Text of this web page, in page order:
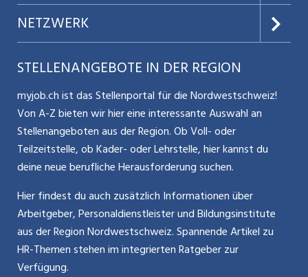
Datenschutz
Nutzungsbedingungen
Glossar
Kontakt
Impressum
Jobs verwalten
Benutzermanual
Bewerber-Cockpit
Teilzeit / Flexible Arbeitsmodelle
Mitarbeiter 50+ / Pensionierung
Karriere allgemein
Führung
Bewerbung / Neuorientierung
NETZWERK
Aargauerzeitung.ch
CH Media
ostjob.ch
zentraljob.ch
jobbasel.ch
jobbern.ch
jobmittelland.ch
STELLENANGEBOTE IN DER REGION
myjob.ch ist das Stellenportal für die Nordwestschweiz!
Von A-Z bieten wir hier eine interessante Auswahl an
Stellenangeboten aus der Region. Ob Voll- oder
Teilzeitstelle, ob Kader- oder Lehrstelle, hier kannst du
deine neue berufliche Herausforderung suchen.
Hier findest du auch zusätzlich Informationen über
Arbeitgeber, Personaldienstleister und Bildungsinstitute
aus der Region Nordwestschweiz. Spannende Artikel zu
HR-Themen stehen im integrierten Ratgeber zur
Verfügung.